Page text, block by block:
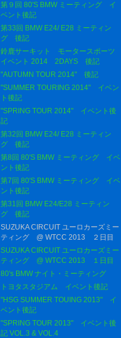
第９回 80'S BMW ミーティング イ
ベント後記
第33回 BMW E24/ E28 ミーティン
グ 後記
鈴鹿サーキット モータースポーツ
イベント 2014 2DAYS 後記
"AUTUMN TOUR 2014" 後記
"SUMMER TOURING 2014" イベン
ト後記
"SPRING TOUR 2014" イベント後
記
第32回 BMW E24/ E28 ミーティン
グ 後記
第8回 80'S BMW ミーティング イベ
ント後記
第7回 80'S BMW ミーティング イベ
ント後記
第31回 BMW E24/E28 ミーティン
グ 後記
SUZUKA CIRCUIT ユーロカーズミー
ティング @ WTCC 2013 ２日目
SUZUKA CIRCUIT ユーロカーズミー
ティング @ WTCC 2013 １日目
80's BMW ナイト・ミーティング
トヨタスタジアム イベント後記
"HSG SUMMER TOUING 2013" イ
ベント後記
"SPRING TOUR 2013" イベント後
記 VOL.3 & VOL.4